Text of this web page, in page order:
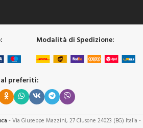
Modalità di Spedizione:
preferiti:
- Via Giuseppe Mazzini, 27 Clusone 24023 (BG) Italia -